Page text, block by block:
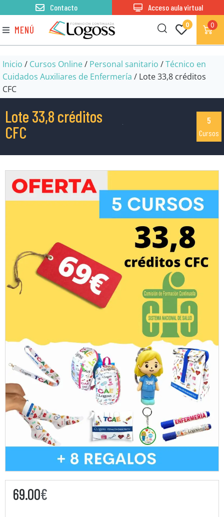
MENÚ 0 0
Contacto Acceso aula virtual
Inicio / Cursos Online/ Personal sanitario /Técnico en
Cuidados Auxiliares de Enfermería / Lote 33,8 créditos
CFC
Lote 33,8 créditos
CFC
5
Cursos
69.00€